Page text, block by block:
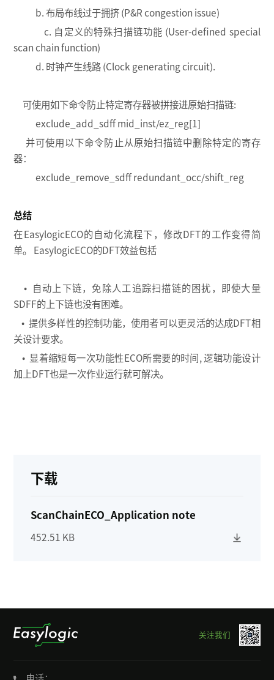
b. 布局布线过于拥挤 (P&R congestion issue)
c. 自定义的特殊扫描链功能 (User-defined special
scan chain function)
d. 时钟产生线路 (Clock generating circuit).
可使用如下命令防止特定寄存器被拼接进原始扫描链:
exclude_add_sdff mid_inst/ez_reg[1]
并可使用以下命令防止从原始扫描链中删除特定的寄存
器：
exclude_remove_sdff redundant_occ/shift_reg
总结
在EasylogicECO的自动化流程下，修改DFT的工作变得简
单。 EasylogicECO的DFT效益包括
• 自动上下链，免除人工追踪扫描链的困扰，即使大量
SDFF的上下链也没有困难。
• 提供多样性的控制功能，使用者可以更灵活的达成DFT相
关设计要求。
• 显着缩短每一次功能性ECO所需要的时间, 逻辑功能设计
加上DFT也是一次作业运行就可解决。
下载
ScanChainECO_Application note
452.51 KB
关注我们